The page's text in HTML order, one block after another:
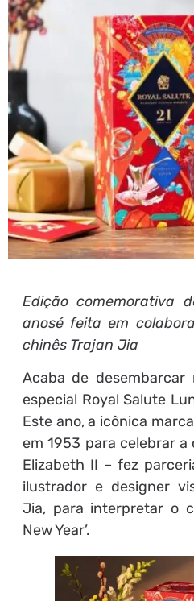
Edição comemorativa
anosé feita em
chinês Trajan Jia
Acaba de desembarcar
especial Royal Salute
Este ano, a icônica
em 1953 para celebrar a
Elizabeth II – fez
ilustrador e designer
Jia, para interpretar o
New Year’.